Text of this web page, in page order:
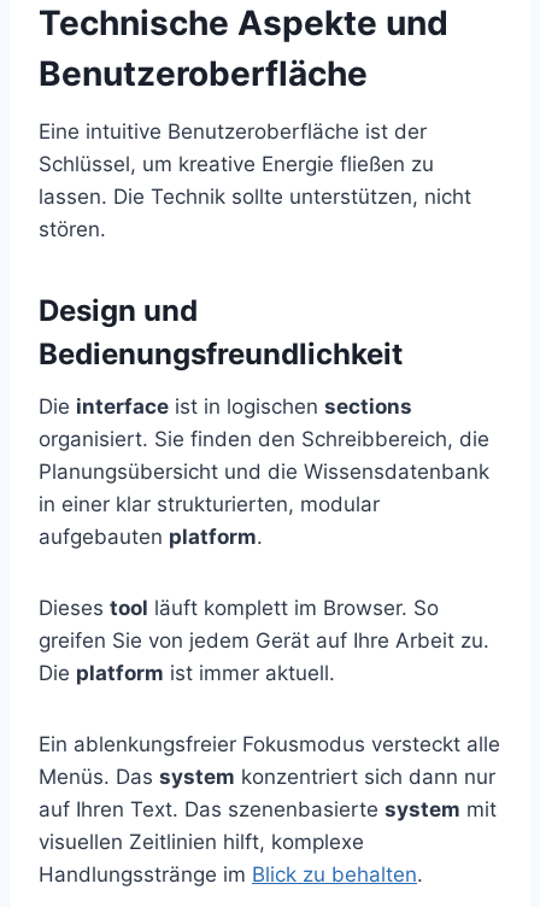
Technische Aspekte und
Benutzeroberfläche
Eine intuitive Benutzeroberfläche ist der
Schlüssel, um kreative Energie fließen zu
lassen. Die Technik sollte unterstützen, nicht
stören.
Design und
Bedienungsfreundlichkeit
Die interface ist in logischen sections
organisiert. Sie finden den Schreibbereich, die
Planungsübersicht und die Wissensdatenbank
in einer klar strukturierten, modular
aufgebauten platform.
Dieses tool läuft komplett im Browser. So
greifen Sie von jedem Gerät auf Ihre Arbeit zu.
Die platform ist immer aktuell.
Ein ablenkungsfreier Fokusmodus versteckt alle
Menüs. Das system konzentriert sich dann nur
auf Ihren Text. Das szenenbasierte system mit
visuellen Zeitlinien hilft, komplexe
Handlungsstränge im Blick zu behalten.